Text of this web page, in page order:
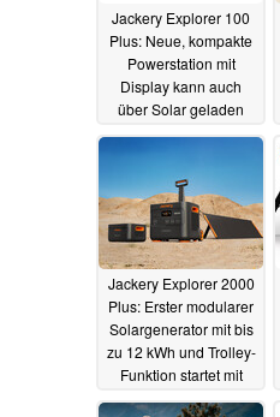
Jackery Explorer 100
Plus: Neue, kompakte
Powerstation mit
Display kann auch
über Solar geladen
Kürze für nur 150 Euro
29.10.2023
Jackery Explorer 2000
Plus: Erster modularer
Solargenerator mit bis
zu 12 kWh und Trolley-
Funktion startet mit
14.06.2023